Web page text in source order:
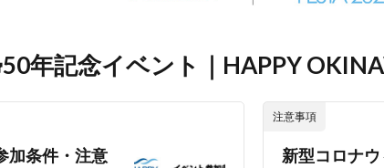
年記念イベント｜HAPPY
加条件・注意
注意事項
新型コロナ